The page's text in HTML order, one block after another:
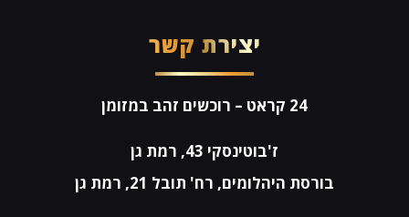
יצירת קשר
24 קראט – רוכשים זהב במזומן
ז'בוטינסקי 43, רמת גן
בורסת היהלומים, רח' תובל 21, רמת גן